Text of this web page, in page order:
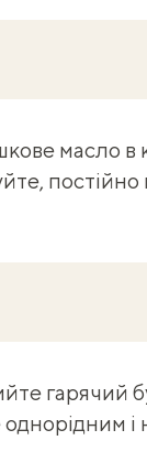
масло в
гарячий
однорідним